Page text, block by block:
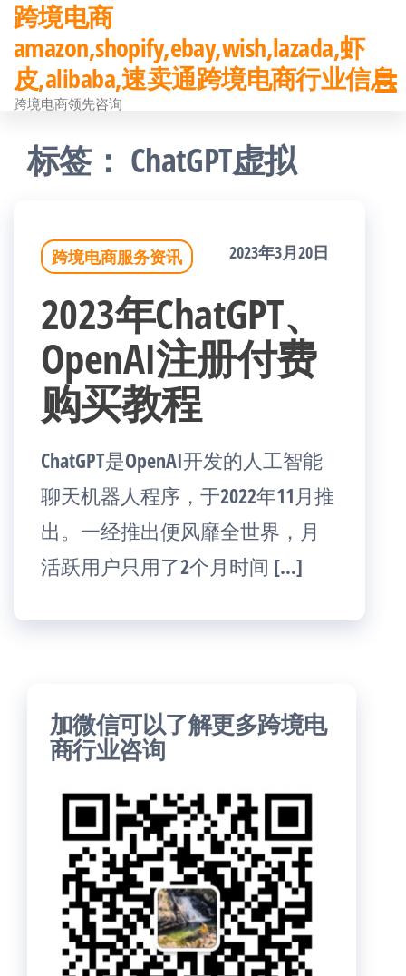
前
往
内
跨境电商
amazon,shopify,ebay,wish,lazada,虾
皮,alibaba,速卖通跨境电商行业信息
跨境电商领先咨询
标签： ChatGPT虚拟
跨境电商服务资讯 2023年3月20日
2023年ChatGPT、
OpenAI注册付费
购买教程
ChatGPT是OpenAI开发的人工智能
聊天机器人程序，于2022年11月推
出。一经推出便风靡全世界，月
活跃用户只用了2个月时间 […]
加微信可以了解更多跨境电
商行业咨询